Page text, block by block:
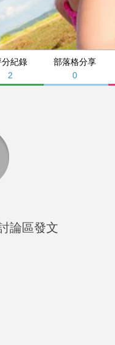
分紀錄
2
部落格分享
0
論區發文